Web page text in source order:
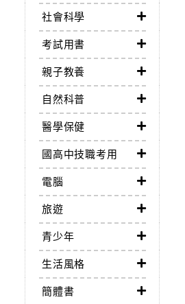
社會科學
考試用書
親子教養
自然科普
醫學保健
國高中技職考用
電腦
旅遊
青少年
生活風格
簡體書